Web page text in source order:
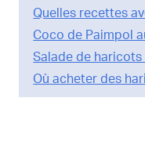
Quelles recettes
Coco de Paimpol
Salade de haricots
Où acheter des